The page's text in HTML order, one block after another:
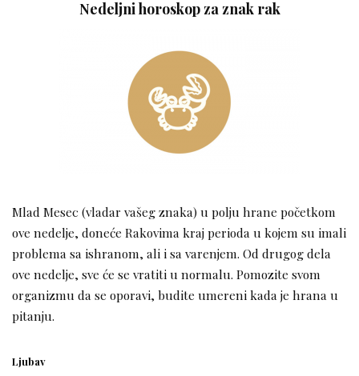
Nedeljni horoskop za znak rak
Mlad Mesec (vladar vašeg znaka) u polju hrane početkom
ove nedelje, doneće Rakovima kraj perioda u kojem su imali
problema sa ishranom, ali i sa varenjem. Od drugog dela
ove nedelje, sve će se vratiti u normalu. Pomozite svom
organizmu da se oporavi, budite umereni kada je hrana u
pitanju.
Ljubav